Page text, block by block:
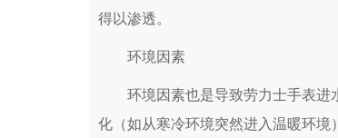
得以渗透。
环境因素
环境因素也是导致劳力士手表进
化（如从寒冷环境突然进入温暖环境